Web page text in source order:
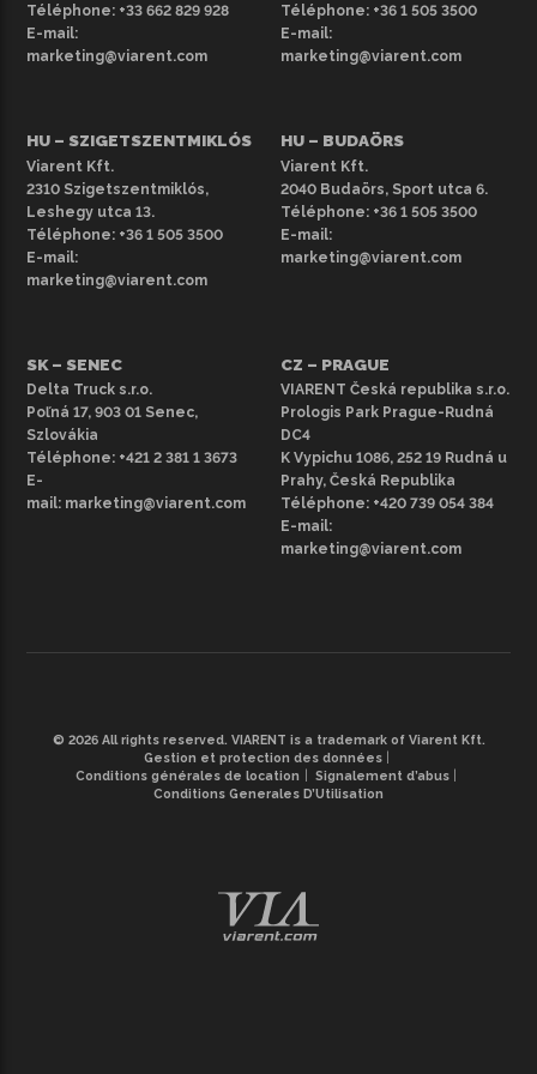
A korszerűsített klímaberendezés (légkondicionáló),
amely minden jármű alaptartozéka, biztosítja a vezető
Felhívjuk figyelmét, hogy a képek csak illusztrációs
célokat szolgálnak, és a kínálatban lévő bérelhető
teherautók színben, évjáratban és felszereltségben
eltérhetnek a bemutatottaktól. További bérelhető
teherautókért tekintse meg
teljes választékunkat
Téléphone: +33 662 829 928
E-mail:
marketing@viarent.com
Téléphone: +36 1 505 3500
E-mail:
marketing@viarent.com
HU – SZIGETSZENTMIKLÓS
Viarent Kft.
2310 Szigetszentmiklós,
Leshegy utca 13.
Téléphone: +36 1 505 3500
E-mail:
marketing@viarent.com
HU – BUDAÖRS
Viarent Kft.
2040 Budaörs, Sport utca 6.
Téléphone: +36 1 505 3500
E-mail:
marketing@viarent.com
SK – SENEC
Delta Truck s.r.o.
Poľná 17, 903 01 Senec,
Szlovákia
Téléphone: +421 2 381 1 3673
E-
mail: marketing@viarent.com
CZ – PRAGUE
VIARENT Česká republika s.r.o.
Prologis Park Prague-Rudná
DC4
K Vypichu 1086, 252 19 Rudná u
Prahy, Česká Republika
Téléphone: +420 739 054 384
E-mail:
marketing@viarent.com
© 2026 All rights reserved. VIARENT is a trademark of Viarent Kft.
Gestion et protection des données
Conditions générales de location
Signalement d’abus
Conditions Generales D’Utilisation